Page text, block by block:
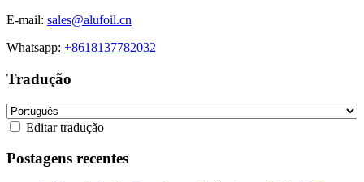
E-mail: sales@alufoil.cn
Whatsapp: +8618137782032
Tradução
Editar tradução
Postagens recentes